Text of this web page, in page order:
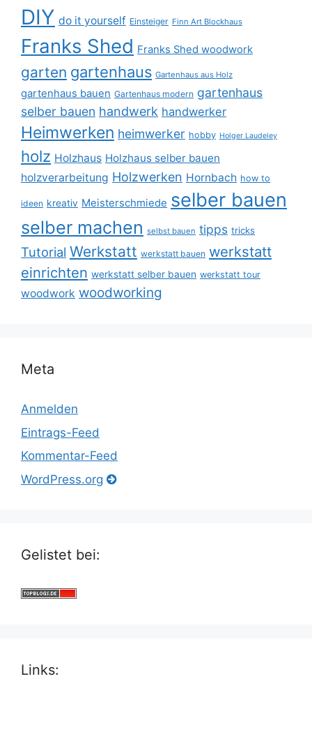
DIY do it yourself Einsteiger Finn Art Blockhaus
Franks Shed Franks Shed woodwork
garten gartenhaus Gartenhaus aus Holz
gartenhaus bauen Gartenhaus modern gartenhaus
selber bauen handwerk handwerker
Heimwerken heimwerker hobby Holger Laudeley
holz Holzhaus Holzhaus selber bauen
holzverarbeitung Holzwerken Hornbach how to
ideen kreativ Meisterschmiede selber bauen
selber machen selbst bauen tipps tricks
Tutorial Werkstatt werkstatt bauen werkstatt
einrichten werkstatt selber bauen werkstatt tour
woodwork woodworking
Meta
Anmelden
Eintrags-Feed
Kommentar-Feed
WordPress.org
Gelistet bei:
Links: